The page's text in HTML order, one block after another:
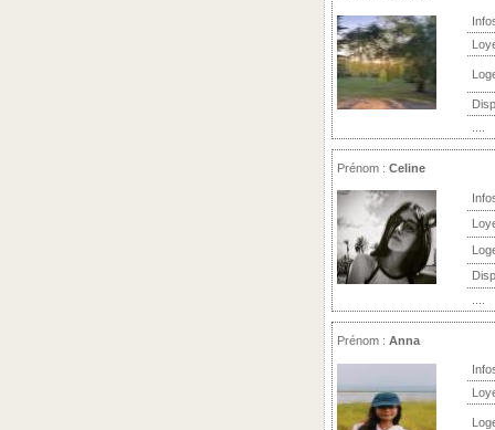
Prénom : Celine
Prénom : Anna